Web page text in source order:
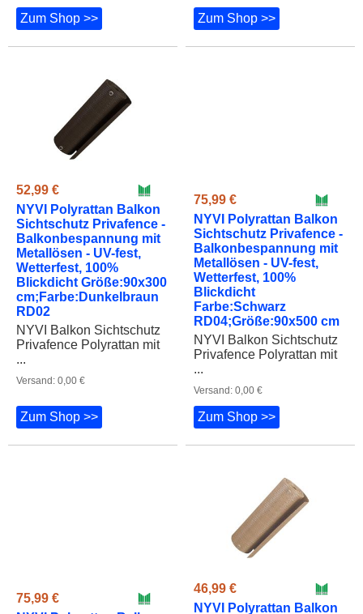
Zum Shop >> Zum Shop >>
52,99 €
NYVI Polyrattan Balkon
Sichtschutz Privafence -
Balkonbespannung mit
Metallösen - UV-fest,
Wetterfest, 100%
Blickdicht Größe:90x300
cm;Farbe:Dunkelbraun
RD02
NYVI Balkon Sichtschutz
Privafence Polyrattan mit
...
Versand: 0,00 €
Zum Shop >>
NYVI Polyrattan Balkon
Sichtschutz Privafence -
Balkonbespannung mit
Metallösen - UV-fest,
Wetterfest, 100%
Blickdicht
Farbe:Schwarz
RD04;Größe:90x500 cm
NYVI Balkon Sichtschutz
Privafence Polyrattan mit
...
Zum Shop >>
NYVI Polyrattan Balkon
NYVI Polyrattan Balkon